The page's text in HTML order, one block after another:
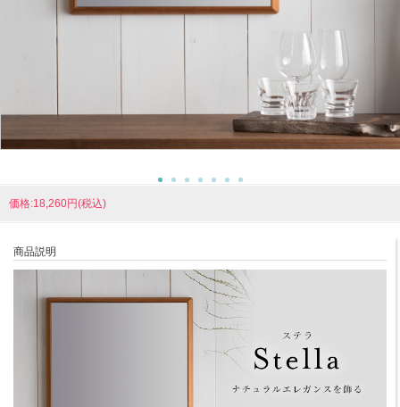
価格:18,260円(税込)
商品説明